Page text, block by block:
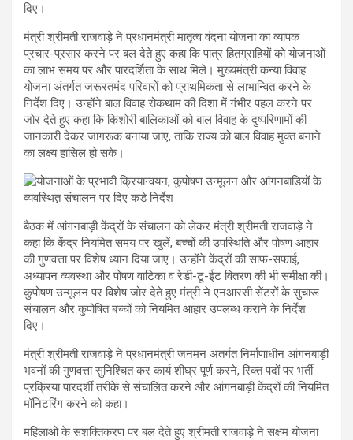
दिए।
मंत्री श्रीमती राजवाड़े ने प्रधानमंत्री मातृत्व वंदना योजना का व्यापक
प्रचार-प्रसार करने पर बल देते हुए कहा कि पात्र हितग्राहियों को योजनाओं
का लाभ समय पर और पारदर्शिता के साथ मिले। मुख्यमंत्री कन्या विवाह
योजना अंतर्गत जरूरतमंद परिवारों को प्राथमिकता से लाभान्वित करने के
निर्देश दिए। उन्होंने बाल विवाह रोकथाम की दिशा में गंभीर पहल करने पर
जोर देते हुए कहा कि किशोरी बालिकाओं को बाल विवाह के दुष्परिणामों की
जानकारी देकर जागरूक बनाया जाए, ताकि राज्य को बाल विवाह मुक्त बनाने
का लक्ष्य हासिल हो सके।
बैठक में आंगनबाड़ी केंद्रों के संचालन को लेकर मंत्री श्रीमती राजवाड़े ने
कहा कि केंद्र नियमित समय पर खुलें, बच्चों की उपस्थिति और पोषण आहार
की गुणवत्ता पर विशेष ध्यान दिया जाए। उन्होंने केंद्रों की साफ-सफाई,
अध्यापन व्यवस्था और पोषण वाटिका व रेडी-टू-ईट वितरण की भी समीक्षा की।
कुपोषण उन्मूलन पर विशेष जोर देते हुए मंत्री ने एनआरसी सेंटरों के सुचारू
संचालन और कुपोषित बच्चों को नियमित आहार उपलब्ध कराने के निर्देश
दिए।
मंत्री श्रीमती राजवाड़े ने प्रधानमंत्री जनमन अंतर्गत निर्माणाधीन आंगनबाड़ी
भवनों की गुणवत्ता सुनिश्चित कर कार्य शीघ्र पूर्ण करने, रिक्त पदों पर भर्ती
प्रक्रिया पारदर्शी तरीके से संचालित करने और आंगनबाड़ी केंद्रों की नियमित
मॉनिटरिंग करने को कहा।
महिलाओं के सशक्तिकरण पर बल देते हुए श्रीमती राजवाड़े ने सक्षम योजना